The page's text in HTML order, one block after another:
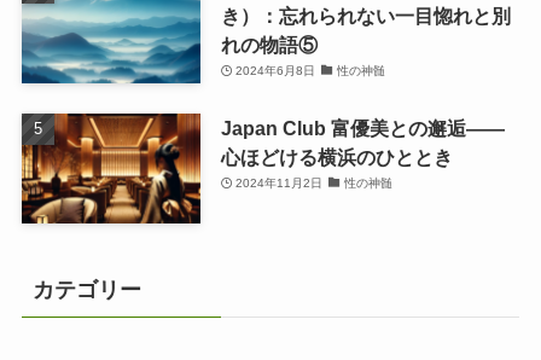
き）：忘れられない一目惚れと別
れの物語⑤
2024年6月8日 性の神髄
Japan Club 富優美との邂逅――
心ほどける横浜のひととき
2024年11月2日 性の神髄
カテゴリー